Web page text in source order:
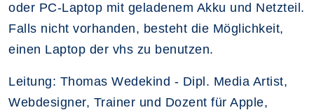
oder PC-Laptop mit geladenem Akku und Netzteil.
Falls nicht vorhanden, besteht die Möglichkeit,
einen Laptop der vhs zu benutzen.
Leitung: Thomas Wedekind - Dipl. Media Artist,
Webdesigner, Trainer und Dozent für Apple,